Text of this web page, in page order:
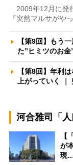
2009年12月に発
『突然マルサがや
【第9回】もう
た”ヒミツのお
【第8回】年利
上がっていく
河合雅司「人
【
が
現